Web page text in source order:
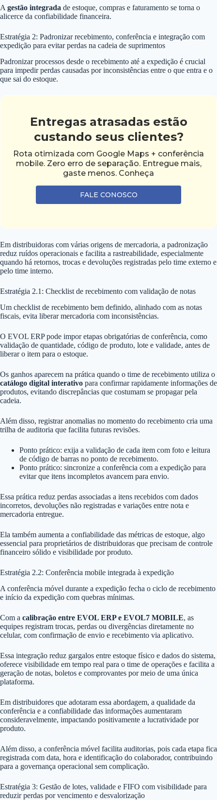
A gestão integrada de estoque, compras e faturamento se torna o
alicerce da confiabilidade financeira.
Estratégia 2: Padronizar recebimento, conferência e integração com
expedição para evitar perdas na cadeia de suprimentos
Padronizar processos desde o recebimento até a expedição é crucial
para impedir perdas causadas por inconsistências entre o que entra e o
que sai do estoque.
Entregas atrasadas estão
custando seus clientes?
Rota otimizada com Google Maps + conferência
mobile. Zero erro de separação. Entregue mais,
gaste menos. Conheça
FALE CONOSCO
Em distribuidoras com várias origens de mercadoria, a padronização
reduz ruídos operacionais e facilita a rastreabilidade, especialmente
quando há retornos, trocas e devoluções registradas pelo time externo e
pelo time interno.
Estratégia 2.1: Checklist de recebimento com validação de notas
Um checklist de recebimento bem definido, alinhado com as notas
fiscais, evita liberar mercadoria com inconsistências.
O EVOL ERP pode impor etapas obrigatórias de conferência, como
validação de quantidade, código de produto, lote e validade, antes de
liberar o item para o estoque.
Os ganhos aparecem na prática quando o time de recebimento utiliza o
catálogo digital interativo para confirmar rapidamente informações de
produtos, evitando discrepâncias que costumam se propagar pela
cadeia.
Além disso, registrar anomalias no momento do recebimento cria uma
trilha de auditoria que facilita futuras revisões.
Ponto prático: exija a validação de cada item com foto e leitura
de código de barras no ponto de recebimento.
Ponto prático: sincronize a conferência com a expedição para
evitar que itens incompletos avancem para envio.
Essa prática reduz perdas associadas a itens recebidos com dados
incorretos, devoluções não registradas e variações entre nota e
mercadoria entregue.
Ela também aumenta a confiabilidade das métricas de estoque, algo
essencial para proprietários de distribuidoras que precisam de controle
financeiro sólido e visibilidade por produto.
Estratégia 2.2: Conferência mobile integrada à expedição
A conferência móvel durante a expedição fecha o ciclo de recebimento
e início da expedição com quebras mínimas.
Com a calibração entre EVOL ERP e EVOL7 MOBILE, as
equipes registram trocas, perdas ou divergências diretamente no
celular, com confirmação de envio e recebimento via aplicativo.
Essa integração reduz gargalos entre estoque físico e dados do sistema,
oferece visibilidade em tempo real para o time de operações e facilita a
geração de notas, boletos e comprovantes por meio de uma única
plataforma.
Em distribuidores que adotaram essa abordagem, a qualidade da
conferência e a confiabilidade das informações aumentaram
consideravelmente, impactando positivamente a lucratividade por
produto.
Além disso, a conferência móvel facilita auditorias, pois cada etapa fica
registrada com data, hora e identificação do colaborador, contribuindo
para a governança operacional sem complicação.
Estratégia 3: Gestão de lotes, validade e FIFO com visibilidade para
reduzir perdas por vencimento e desvalorização